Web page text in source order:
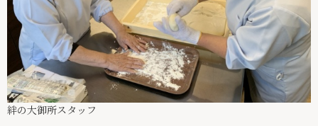
絆の大御所スタッフ